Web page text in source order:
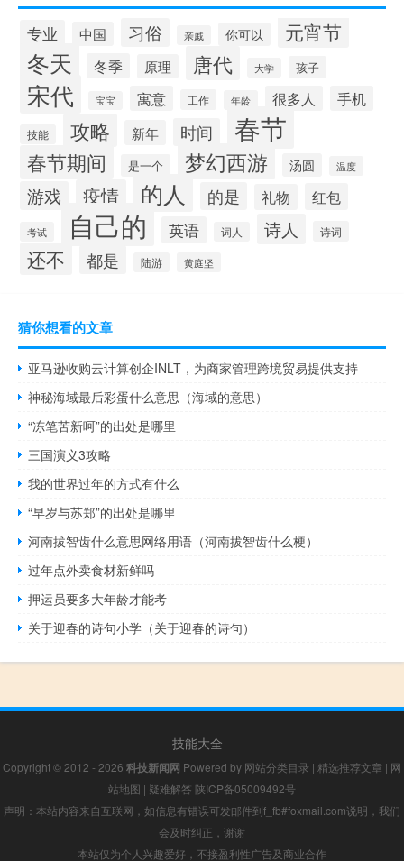
专业 中国 习俗 亲戚 你可以 元宵节
冬天 冬季 原理 唐代 大学 孩子
宋代 宝宝 寓意 工作 年龄 很多人 手机
技能 攻略 新年 时间 春节
春节期间 是一个 梦幻西游 汤圆 温度
游戏 疫情 的人 的是 礼物 红包
考试 自己的 英语 词人 诗人 诗词
还不 都是 陆游 黄庭坚
猜你想看的文章
亚马逊收购云计算创企INLT，为商家管理跨境贸易提供支持
神秘海域最后彩蛋什么意思（海域的意思）
“冻笔苦新呵”的出处是哪里
三国演义3攻略
我的世界过年的方式有什么
“早岁与苏郑”的出处是哪里
河南拔智齿什么意思网络用语（河南拔智齿什么梗）
过年点外卖食材新鲜吗
押运员要多大年龄才能考
关于迎春的诗句小学（关于迎春的诗句）
技能大全
Copyright © 2012 - 2026 科技新闻网 Powered by 网站分类目录 | 精选推荐文章 | 网
站地图 | 疑难解答 陕ICP备05009492号
声明：本站内容来自互联网，如信息有错误可发邮件到f_fb#foxmail.com说明，我们
会及时纠正，谢谢
本站仅为个人兴趣爱好，不接盈利性广告及商业合作